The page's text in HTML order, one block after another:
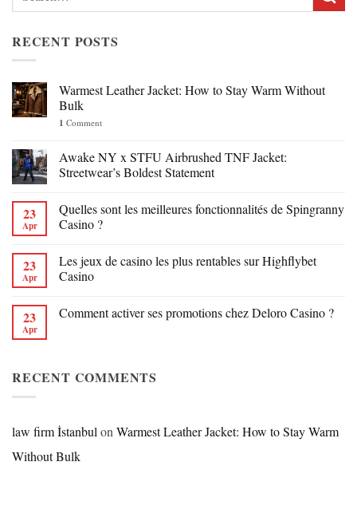
for:
RECENT POSTS
Warmest Leather Jacket: How to Stay Warm Without
Bulk
1 Comment
Awake NY x STFU Airbrushed TNF Jacket:
Streetwear’s Boldest Statement
23
Apr
Quelles sont les meilleures fonctionnalités de Spingranny
Casino ?
23
Apr
Les jeux de casino les plus rentables sur Highflybet
Casino
23
Apr
Comment activer ses promotions chez Deloro Casino ?
RECENT COMMENTS
law firm İstanbul on Warmest Leather Jacket: How to Stay Warm
Without Bulk